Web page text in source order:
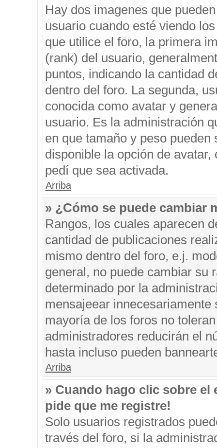
Hay dos imagenes que
usuario cuando esté viendo
que utilice el foro, la primera
(rank) del usuario,
puntos, indicando la cantidad
dentro del foro. La segunda,
conocida como avatar y
usuario. Es la administración
en que tamaño y peso
disponible la opción de
pedí que sea activada.
Arriba
» ¿Cómo se puede cambiar
Rangos, los cuales aparecen
cantidad de publicaciones
mismo dentro del foro, e.j.
general, no puede cambiar su
determinado por la
mensajeear
mayoría de los foros no
administradores reducirán el
hasta incluso pueden
Arriba
» Cuando hago clic sobre el
pide que me registre!
Solo usuarios registrados
través del foro, si la